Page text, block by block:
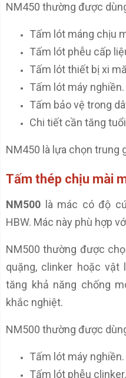
NM450 thường được
Tấm lót máng chịu
Tấm lót phễu cấp
Tấm lót thiết bị xi
Tấm lót máy nghiền.
Tấm bảo vệ trong
Chi tiết cần tăng
NM450 là lựa chọn trung
Tấm thép chịu mài
NM500 là mác có độ
HBW. Mác này phù hợp
NM500 thường được
quặng, clinker hoặc
tăng khả năng chống
khắc nghiệt.
NM500 thường được
Tấm lót máy nghiền.
Tấm lót phễu clinker.